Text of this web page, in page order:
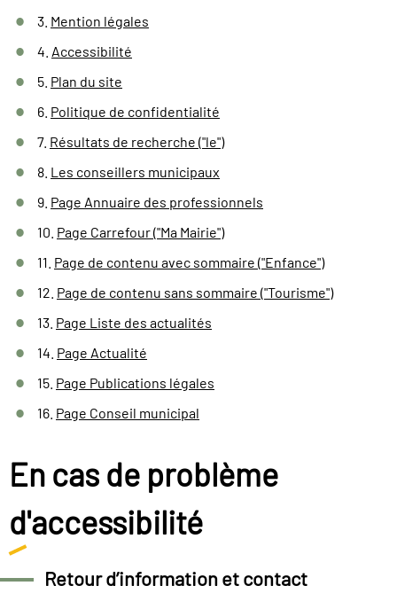
3. Mention légales
4. Accessibilité
5. Plan du site
6. Politique de confidentialité
7. Résultats de recherche ("le")
8. Les conseillers municipaux
9. Page Annuaire des professionnels
10. Page Carrefour ("Ma Mairie")
11. Page de contenu avec sommaire ("Enfance")
12. Page de contenu sans sommaire ("Tourisme")
13. Page Liste des actualités
14. Page Actualité
15. Page Publications légales
16. Page Conseil municipal
En cas de problème
d'accessibilité
Retour d’information et contact